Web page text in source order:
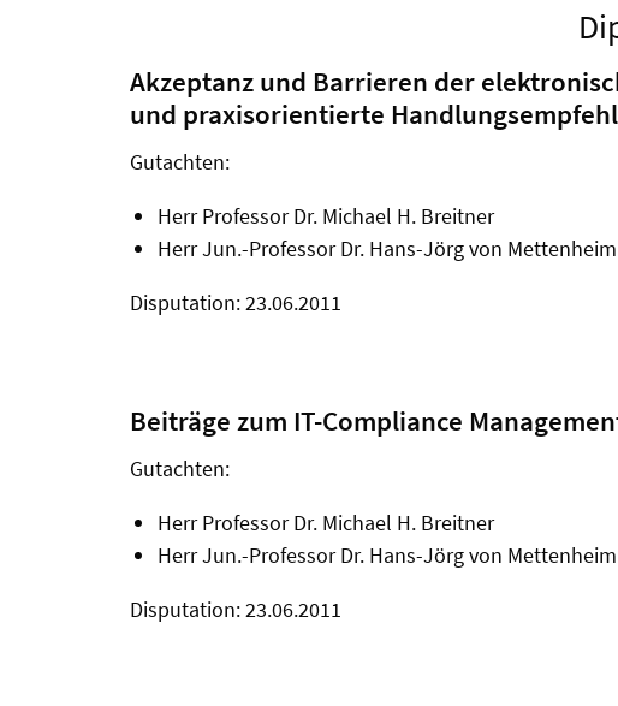
Akzeptanz und Barrieren der
und praxisorientierte
Gutachten:
Herr Professor Dr. Michael H. Breitner
Herr Jun.-Professor Dr. Hans-Jörg von Mettenheim
Disputation: 23.06.2011
Beiträge zum IT-Compliance
Gutachten:
Herr Professor Dr. Michael H. Breitner
Herr Jun.-Professor Dr. Hans-Jörg von Mettenheim
Disputation: 23.06.2011